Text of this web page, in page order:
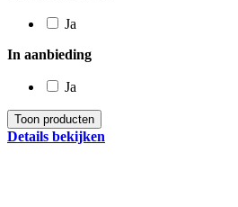
Ja
In aanbieding
Ja
Details bekijken